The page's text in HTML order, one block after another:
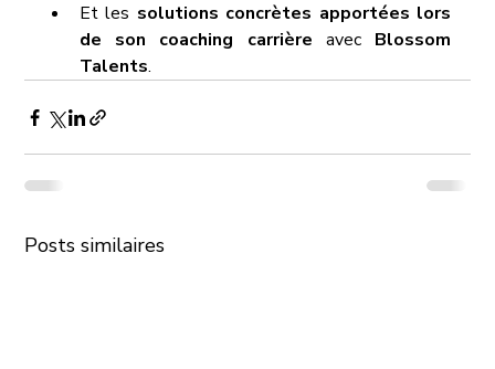
Et les solutions concrètes apportées lors
de son coaching carrière avec Blossom
Talents.
Posts similaires